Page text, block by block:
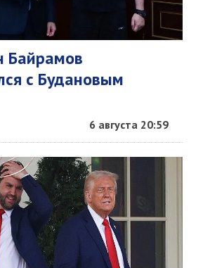
Байрамов
с Будановым
6 августа 20:59